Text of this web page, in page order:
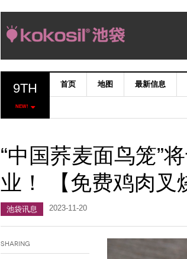
9TH
NEW!
首页 地图 最新信息
“中国荞麦面鸟笼”
业！ 【免费鸡肉叉
池袋讯息 2023-11-20
Sharing